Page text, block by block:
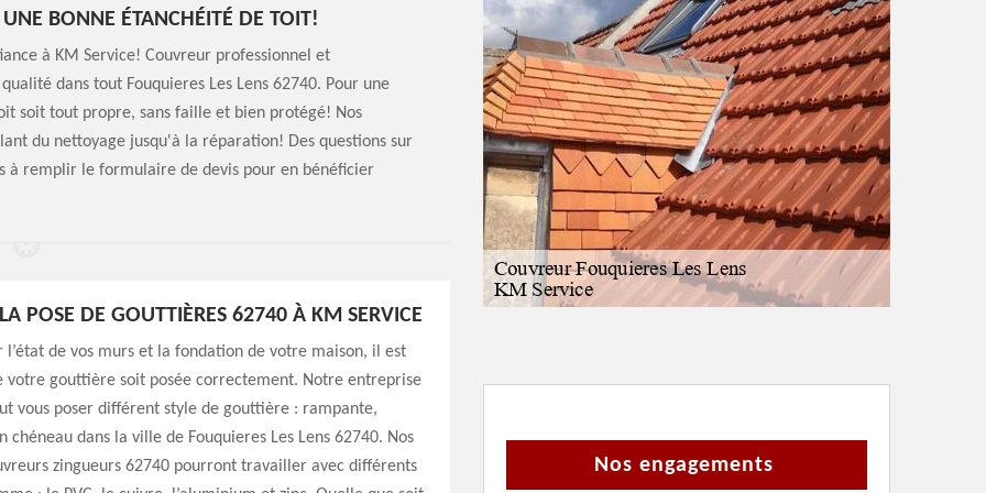
BONNE ÉTANCHÉITÉ DE TOIT!
à KM Service! Couvreur professionnel et
dans tout Fouquieres Les Lens 62740. Pour une
soit tout propre, sans faille et bien protégé! Nos
du nettoyage jusqu'à la réparation! Des questions sur
à remplir le formulaire de devis pour en bénéficier
POSE DE GOUTTIÈRES 62740 À KM SERVICE
l’état de vos murs et la fondation de votre maison, il est
votre gouttière soit posée correctement. Notre entreprise
vous poser différent style de gouttière : rampante,
chéneau dans la ville de Fouquieres Les Lens 62740. Nos
zingueurs 62740 pourront travailler avec différents
Nos engagements